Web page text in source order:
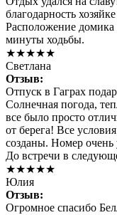
благодарность
Расположение домика
минуты ходьбы.
★★★★★
Светлана
Отзыв:
Отпуск в Гаграх
Солнечная погода,
все было просто
от берега! Все
созданы. Номер
До встречи в
★★★★★
Юлия
Отзыв:
Огромное спасибо